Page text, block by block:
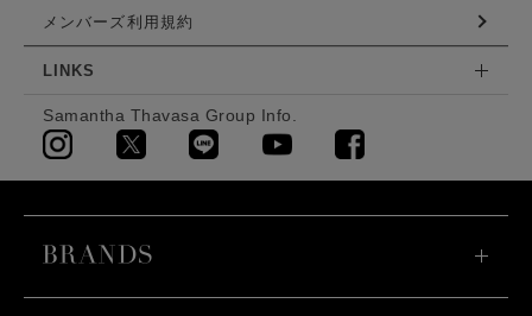
メンバーズ利用規約
LINKS
Samantha Thavasa Group Info.